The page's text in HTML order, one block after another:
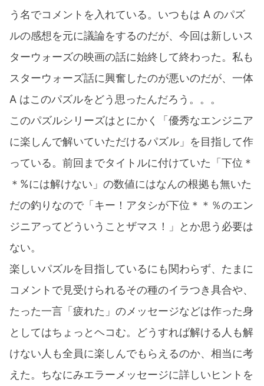
う名でコメントを入れている。いつもは A のパズ
ルの感想を元に議論をするのだが、今回は新しいス
ターウォーズの映画の話に始終して終わった。私も
スターウォーズ話に興奮したのが悪いのだが、一体
A はこのパズルをどう思ったんだろう。。。
このパズルシリーズはとにかく「優秀なエンジニア
に楽しんで解いていただけるパズル」を目指して作
っている。前回までタイトルに付けていた「下位＊
＊%には解けない」の数値にはなんの根拠も無いた
だの釣りなので「キー！アタシが下位＊＊％のエン
ジニアってどういうことザマス！」とか思う必要は
ない。
楽しいパズルを目指しているにも関わらず、たまに
コメントで見受けられるその種のイラつき具合や、
たった一言「疲れた」のメッセージなどは作った身
としてはちょっとヘコむ。どうすれば解ける人も解
けない人も全員に楽しんでもらえるのか、相当に考
えた。ちなにみエラーメッセージに詳しいヒントを